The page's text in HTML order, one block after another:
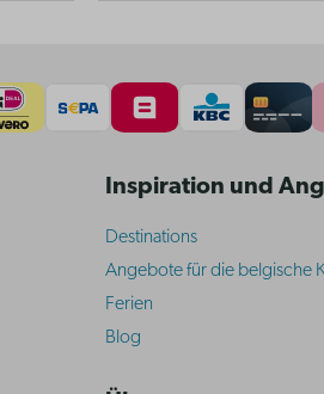
Inspiration und
Destinations
Angebote für die belgische
Ferien
Blog